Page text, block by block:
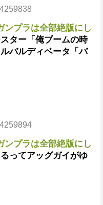
ンプラは全部絶版にし
ター「俺ブームの時
バルディベータ「バ
ンプラは全部絶版にし
ってアッグガイがゆ